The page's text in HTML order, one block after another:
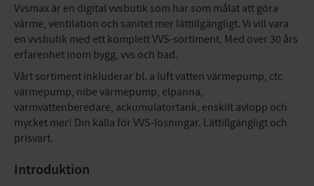
Vvsmax är en digital vvsbutik som har som målat att göra
värme, ventilation och sanitet mer lättillgängligt. Vi vill vara
en vvsbutik med ett komplett VVS-sortiment. Med över 30 års
erfarenhet inom bygg, vvs och bad.
Vårt sortiment inkluderar bl. a luft vatten värmepump, ctc
värmepump, nibe värmepump, elpanna,
varmvattenberedare, ackumulatortank, enskilt avlopp och
mycket mer! Din källa för VVS-lösningar. Lättillgängligt och
prisvärt.
Introduktion